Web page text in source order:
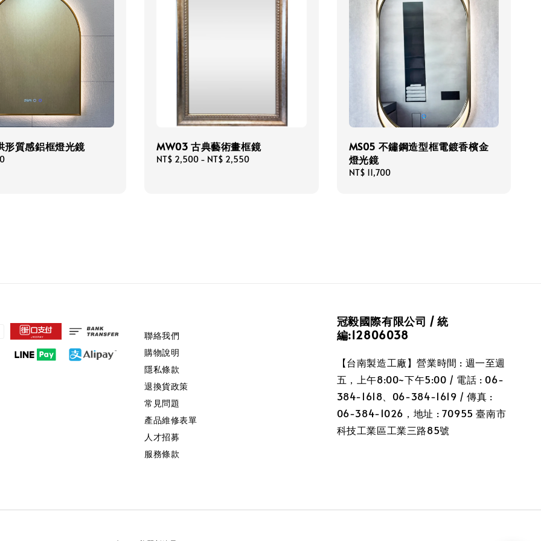
質感鋁框燈光鏡 MW03 古典藝術畫框鏡
Regular
NT$ 2,500 - NT$ 2,550
MS05 不鏽鋼造型框電鍍香檳金
燈光鏡
Regular
NT$ 11,700
聯絡我們
購物說明
隱私條款
退換貨政策
常見問題
產品維修表單
人才招募
服務條款
冠毅國際有限公司 / 統
編:12806038
【台南製造工廠】營業時間 : 週一至週
五，上午8:00~下午5:00 / 電話 : 06-
384-1618、06-384-1619 / 傳真 :
06-384-1026，地址 : 70955 臺南市
科技工業區工業三路85號